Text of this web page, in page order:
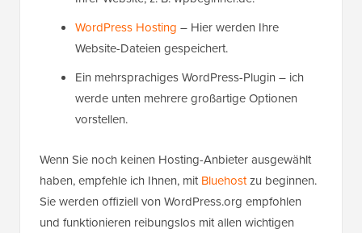
WordPress Hosting – Hier werden Ihre
Website-Dateien gespeichert.
Ein mehrsprachiges WordPress-Plugin – ich
werde unten mehrere großartige Optionen
vorstellen.
Wenn Sie noch keinen Hosting-Anbieter ausgewählt
haben, empfehle ich Ihnen, mitBluehostzu beginnen.
Sie werden offiziell von WordPress.org empfohlen
und funktionieren reibungslos mit allen wichtigen